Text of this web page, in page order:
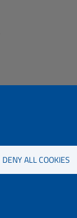
DENY ALL COOKIES